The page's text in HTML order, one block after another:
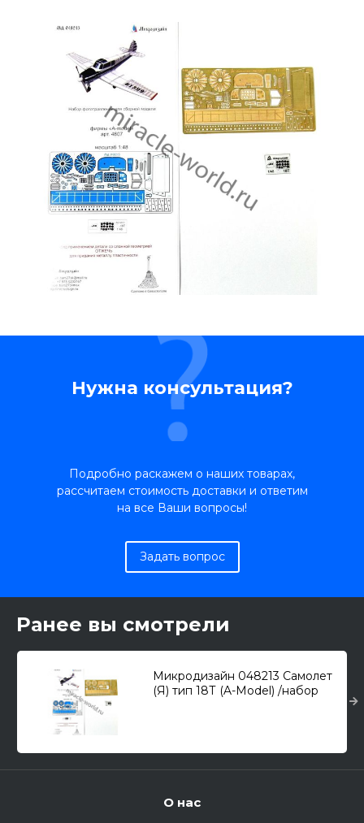
Нужна консультация?
Подробно раскажем о наших товарах,
рассчитаем стоимость доставки и ответим
на все Ваши вопросы!
Задать вопрос
Ранее вы смотрели
Микродизайн 048213 Самолет
(Я) тип 18Т (A-Model) /набор
О нас